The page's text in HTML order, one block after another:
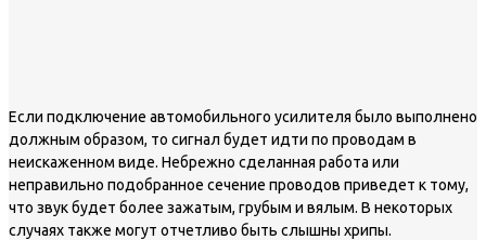
Если подключение автомобильного усилителя было выполнено
должным образом, то сигнал будет идти по проводам в
неискаженном виде. Небрежно сделанная работа или
неправильно подобранное сечение проводов приведет к тому,
что звук будет более зажатым, грубым и вялым. В некоторых
случаях также могут отчетливо быть слышны хрипы.